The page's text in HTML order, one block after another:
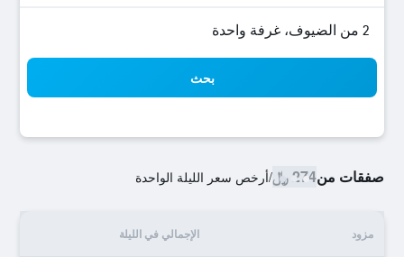
2 من الضيوف، غرفة واحدة
بحث
صفقات من274 ﷼ /أرخص سعر الليلة الواحدة
مزود الإجمالي في الليلة